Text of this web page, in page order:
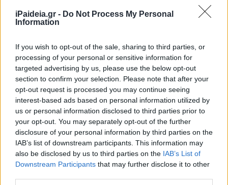
iPaideia.gr - Do Not Process My Personal
Information
If you wish to opt-out of the sale, sharing to third parties, or
processing of your personal or sensitive information for
targeted advertising by us, please use the below opt-out
section to confirm your selection. Please note that after your
opt-out request is processed you may continue seeing
interest-based ads based on personal information utilized by
us or personal information disclosed to third parties prior to
your opt-out. You may separately opt-out of the further
disclosure of your personal information by third parties on the
IAB’s list of downstream participants. This information may
also be disclosed by us to third parties on the IAB’s List of
Downstream Participants that may further disclose it to other
ΟΑΕΔ Κοινωνικός Τουρισμός:
Πότε βγαίνουν τα αποτελέσματα
12/07/2021 - 10:15
Τουρισμός για όλους: Κλείνουν οι
αιτήσεις για voucher
09/07/2021 - 09:39
Κοινωνικός Τουρισμός ΟΑΕΔ: